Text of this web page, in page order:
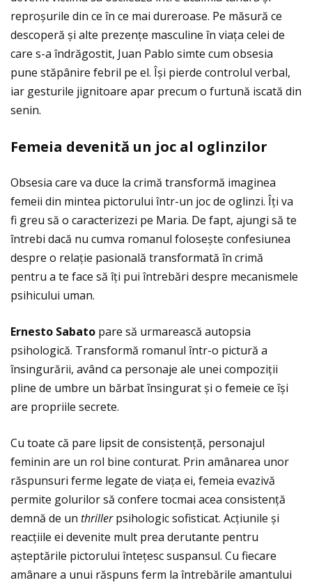
reproșurile din ce în ce mai dureroase. Pe măsură ce
descoperă și alte prezenţe masculine în viaţa celei de
care s-a îndrăgostit, Juan Pablo simte cum obsesia
pune stăpânire febril pe el. Își pierde controlul verbal,
iar gesturile jignitoare apar precum o furtună iscată din
senin.
Femeia devenită un joc al oglinzilor
Obsesia care va duce la crimă transformă imaginea
femeii din mintea pictorului într-un joc de oglinzi. Îţi va
fi greu să o caracterizezi pe Maria. De fapt, ajungi să te
întrebi dacă nu cumva romanul folosește confesiunea
despre o relaţie pasională transformată în crimă
pentru a te face să îţi pui întrebări despre mecanismele
psihicului uman.
Ernesto Sabato pare să urmarească autopsia
psihologică. Transformă romanul într-o pictură a
însingurării, având ca personaje ale unei compoziţii
pline de umbre un bărbat însingurat și o femeie ce își
are propriile secrete.
Cu toate că pare lipsit de consistenţă, personajul
feminin are un rol bine conturat. Prin amânarea unor
răspunsuri ferme legate de viaţa ei, femeia evazivă
permite golurilor să confere tocmai acea consistenţă
demnă de un thrillerpsihologic sofisticat. Acţiunile și
reacţiile ei devenite mult prea derutante pentru
așteptările pictorului înteţesc suspansul. Cu fiecare
amânare a unui răspuns ferm la întrebările amantului